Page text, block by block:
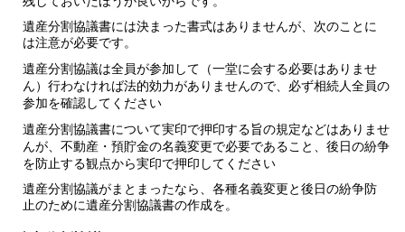
遺産分割協議書には決まった書式はありませんが、次のことに
は注意が必要です。
遺産分割協議は全員が参加して（一堂に会する必要はありませ
ん）行わなければ法的効力がありませんので、必ず相続人全員の
参加を確認してください
遺産分割協議書について実印で押印する旨の規定などはありませ
んが、不動産・預貯金の名義変更で必要であること、後日の紛争
を防止する観点から実印で押印してください
遺産分割協議がまとまったなら、各種名義変更と後日の紛争防
止のために遺産分割協議書の作成を。